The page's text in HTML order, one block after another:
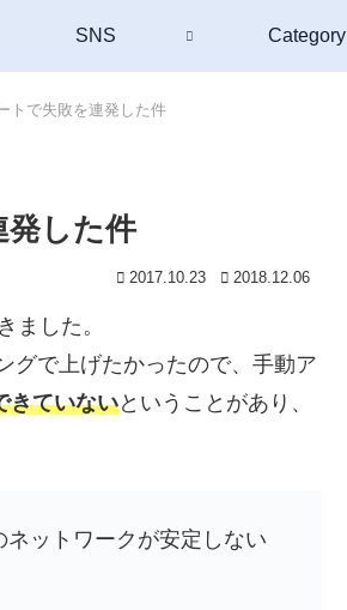
SNS Category
トで失敗を連発した件
した件
2017.10.23 2018.12.06
ました。
グで上げたかったので、手動ア
きていないということがあり、
ットワークが安定しない